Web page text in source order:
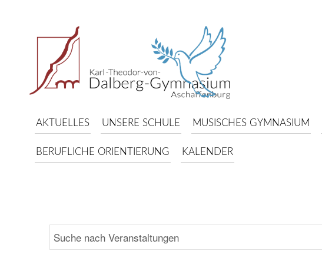
AKTUELLES UNSERE SCHULE MUSISCHES GYMNASIUM
BERUFLICHE ORIENTIERUNG KALENDER
Termine
Bitte
Schlüsselwort